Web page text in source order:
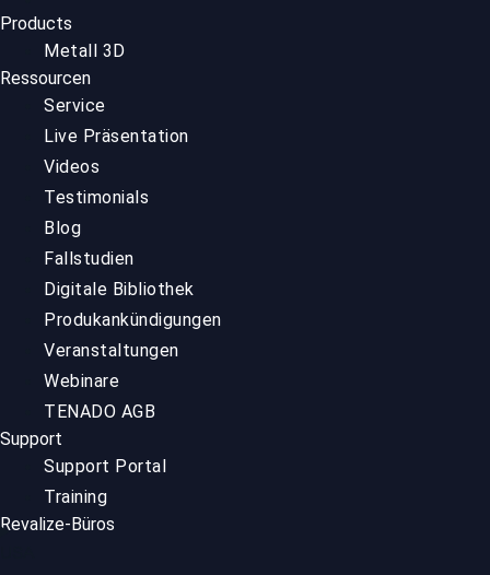
Products
Metall 3D
Ressourcen
Service
Live Präsentation
Videos
Testimonials
Blog
Fallstudien
Digitale Bibliothek
Produkankündigungen
Veranstaltungen
Webinare
TENADO AGB
Support
Support Portal
Training
Revalize-Büros